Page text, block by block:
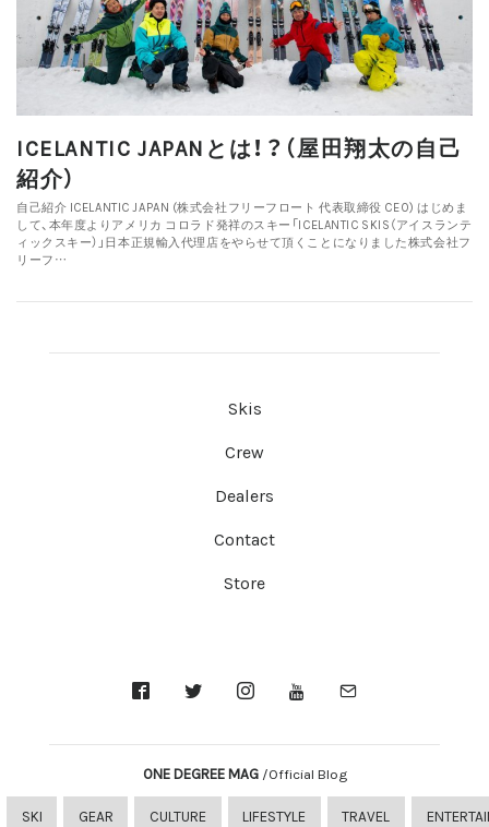
ICELANTIC JAPANとは！？（屋田翔太の自己
紹介）
自己紹介 ICELANTIC JAPAN (株式会社フリーフロート 代表取締役 CEO) はじめま
して、本年度よりアメリカ コロラド発祥のスキー「ICELANTIC SKIS（アイスランテ
ィックスキー）」日本正規輸入代理店をやらせて頂くことになりました株式会社フ
リーフ…
Skis
Crew
Dealers
Contact
Store
ONE DEGREE MAG /Official Blog
SKI GEAR CULTURE LIFESTYLE TRAVEL